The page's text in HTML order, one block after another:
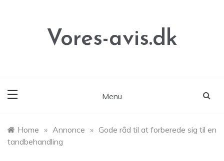
Vores-avis.dk
Menu
Home » Annonce » Gode råd til at forberede sig til en
tandbehandling